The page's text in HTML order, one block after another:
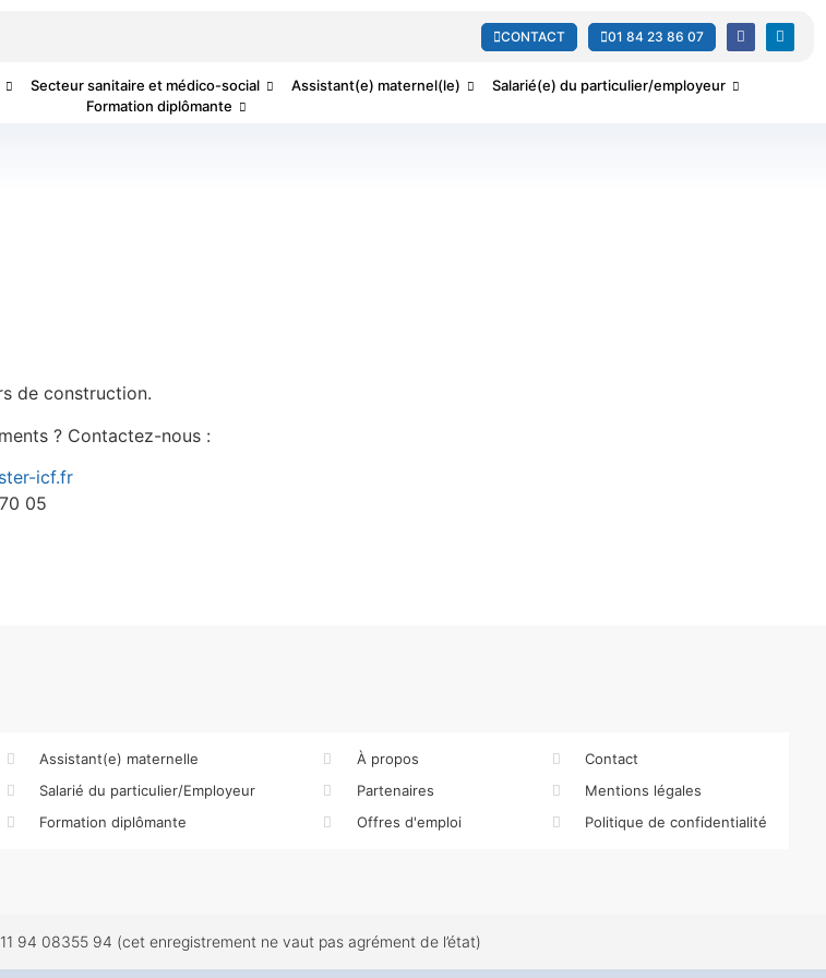
CONTACT 01 84 23 86 07
Secteur sanitaire et médico-social Assistant(e) maternel(le)
Salarié(e) du particulier/employeur
Formation diplômante
de construction.
? Contactez-nous :
icf.fr
05
Assistant(e) maternelle
Salarié du particulier/Employeur
Formation diplômante
À propos
Partenaires
Offres d'emploi
Contact
Mentions légales
Politique de confidentialité
94 08355 94 (cet enregistrement ne vaut pas agrément de l’état)